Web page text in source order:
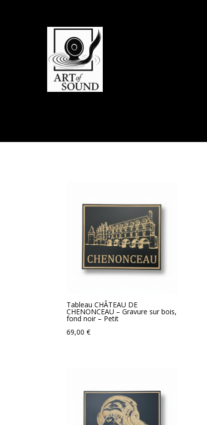
Tableau CHÂTEAU DE
CHENONCEAU – Gravure sur bois,
fond noir – Petit
69,00€